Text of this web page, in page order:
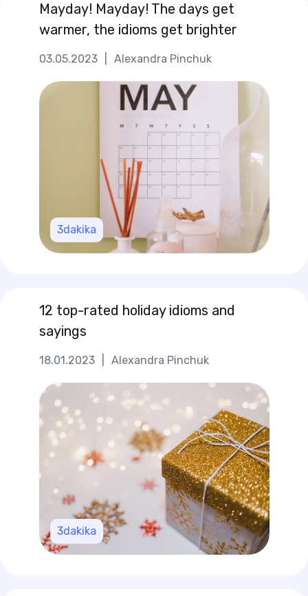
3dakika
03.05.2023 Alexandra Pinchuk
Mayday! Mayday! The days get
warmer, the idioms get brighter
3dakika
18.01.2023 Alexandra Pinchuk
12 top-rated holiday idioms and
sayings